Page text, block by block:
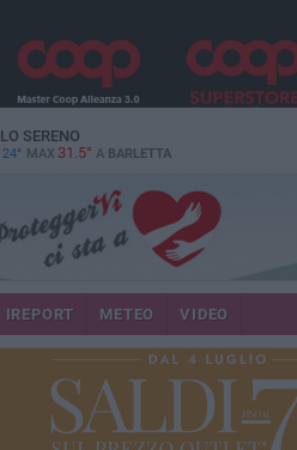
SERENO
24° MAX 31.5° A BARLETTA
IREPORT METEO VIDEO